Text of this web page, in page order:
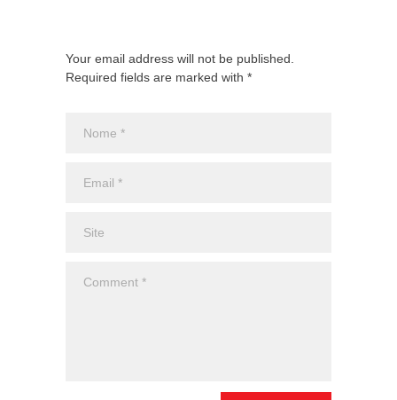
Your email address will not be published.
Required fields are marked with *